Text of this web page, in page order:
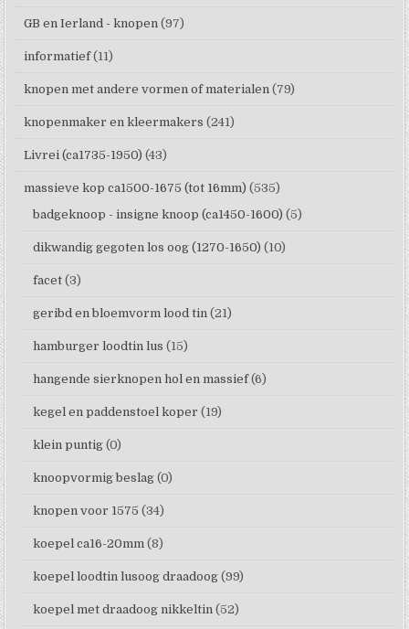
GB en Ierland - knopen (97)
informatief (11)
knopen met andere vormen of materialen (79)
knopenmaker en kleermakers (241)
Livrei (ca1735-1950) (43)
massieve kop ca1500-1675 (tot 16mm) (535)
badgeknoop - insigne knoop (ca1450-1600) (5)
dikwandig gegoten los oog (1270-1650) (10)
facet (3)
geribd en bloemvorm lood tin (21)
hamburger loodtin lus (15)
hangende sierknopen hol en massief (6)
kegel en paddenstoel koper (19)
klein puntig (0)
knoopvormig beslag (0)
knopen voor 1575 (34)
koepel ca16-20mm (8)
koepel loodtin lusoog draadoog (99)
koepel met draadoog nikkeltin (52)